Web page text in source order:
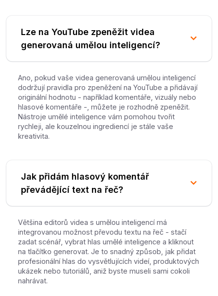
Lze na YouTube zpeněžit videa
generovaná umělou inteligencí?
Ano, pokud vaše videa generovaná umělou inteligencí
dodržují pravidla pro zpeněžení na YouTube a přidávají
originální hodnotu - například komentáře, vizuály nebo
hlasové komentáře -, můžete je rozhodně zpeněžit.
Nástroje umělé inteligence vám pomohou tvořit
rychleji, ale kouzelnou ingrediencí je stále vaše
kreativita.
Jak přidám hlasový komentář
převádějící text na řeč?
Většina editorů videa s umělou inteligencí má
integrovanou možnost převodu textu na řeč - stačí
zadat scénář, vybrat hlas umělé inteligence a kliknout
na tlačítko generovat. Je to snadný způsob, jak přidat
profesionální hlas do vysvětlujících videí, produktových
ukázek nebo tutoriálů, aniž byste museli sami cokoli
nahrávat.